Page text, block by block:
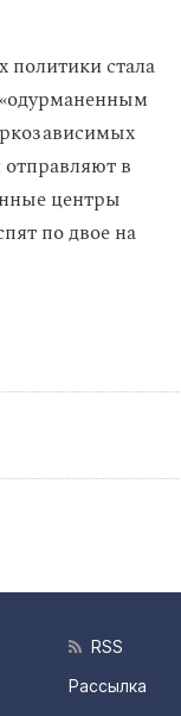
стала
в
центры
по двое на
RSS
Рассылка